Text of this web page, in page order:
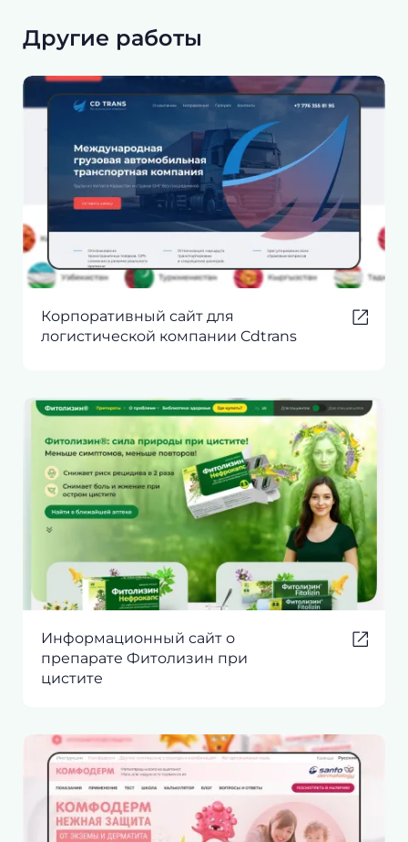
Другие работы
Корпоративный сайт для
логистической компании Cdtrans
Информационный сайт о
препарате Фитолизин при
цистите